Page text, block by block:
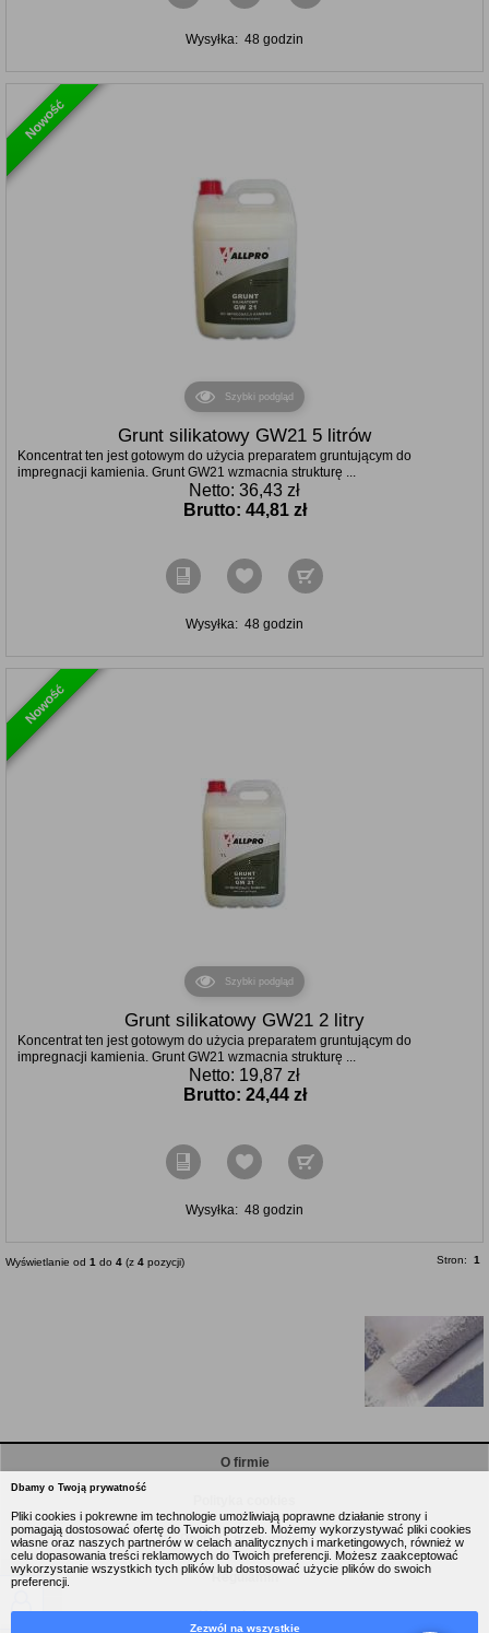
Wysyłka: 48 godzin
Nowość
Szybki podgląd
Grunt silikatowy GW21 5 litrów
Koncentrat ten jest gotowym do użycia preparatem gruntującym do
impregnacji kamienia. Grunt GW21 wzmacnia strukturę ...
Netto: 36,43 zł
Brutto: 44,81 zł
Wysyłka: 48 godzin
Nowość
Szybki podgląd
Grunt silikatowy GW21 2 litry
Koncentrat ten jest gotowym do użycia preparatem gruntującym do
impregnacji kamienia. Grunt GW21 wzmacnia strukturę ...
Netto: 19,87 zł
Brutto: 24,44 zł
Wysyłka: 48 godzin
Wyświetlanie od 1 do 4 (z 4 pozycji) Stron: 1
O firmie
Polityka prywatności
Regulamin
Koszt dostawy
Zezwól na wszystkie
Dbamy o Twoją prywatność
Pliki cookies i pokrewne im technologie umożliwiają poprawne działanie strony i
pomagają dostosować ofertę do Twoich potrzeb. Możemy wykorzystywać pliki cookies
własne oraz naszych partnerów w celach analitycznych i marketingowych, również w
celu dopasowania treści reklamowych do Twoich preferencji. Możesz zaakceptować
wykorzystanie wszystkich tych plików lub dostosować użycie plików do swoich
preferencji.